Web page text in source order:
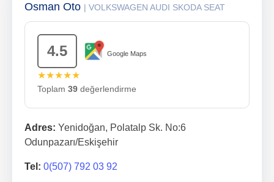
Osman Oto | VOLKSWAGEN AUDI SKODA SEAT
4.5 Google Maps
★★★★★
Toplam 39 değerlendirme
Adres: Yenidoğan, Polatalp Sk. No:6
Odunpazarı/Eskişehir
Tel: 0(507) 792 03 92